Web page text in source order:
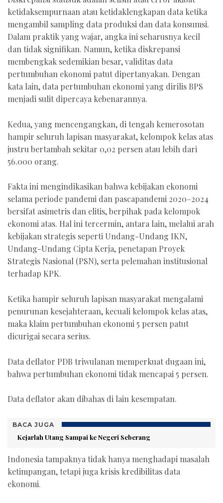
ketidaksempurnaan atau ketidaklengkapan data ketika
mengambil sampling data produksi dan data konsumsi.
Dalam praktik yang wajar, angka ini seharusnya kecil
dan tidak signifikan. Namun, ketika diskrepansi
membengkak sedemikian besar, validitas data
pertumbuhan ekonomi patut dipertanyakan. Dengan
kata lain, data pertumbuhan ekonomi yang dirilis BPS
menjadi sulit dipercaya kebenarannya.
Kedua, yang mencengangkan, di tengah kemerosotan
hampir seluruh lapisan masyarakat, kelompok kelas atas
justru bertambah sekitar 0,02 persen atau lebih dari
56.000 orang.
Fakta ini mengindikasikan bahwa kebijakan ekonomi
selama periode pandemi dan pascapandemi 2020–2024
bersifat asimetris dan elitis, berpihak pada kelompok
ekonomi atas. Hal ini tercermin, antara lain, melalui arah
kebijakan strategis seperti Undang-Undang IKN,
Undang-Undang Cipta Kerja, penetapan Proyek
Strategis Nasional (PSN), serta pelemahan institusional
terhadap KPK.
Ketika hampir seluruh lapisan masyarakat mengalami
penurunan kesejahteraan, kecuali kelompok kelas atas,
maka klaim pertumbuhan ekonomi 5 persen patut
dicurigai secara serius.
Data deflator PDB triwulanan memperkuat dugaan ini,
bahwa pertumbuhan ekonomi tidak mencapai 5 persen.
Data deflator akan dibahas di lain kesempatan.
BACA JUGA
Kejarlah Utang Sampai ke Negeri Seberang
Indonesia tampaknya tidak hanya menghadapi masalah
ketimpangan, tetapi juga krisis kredibilitas data
ekonomi.